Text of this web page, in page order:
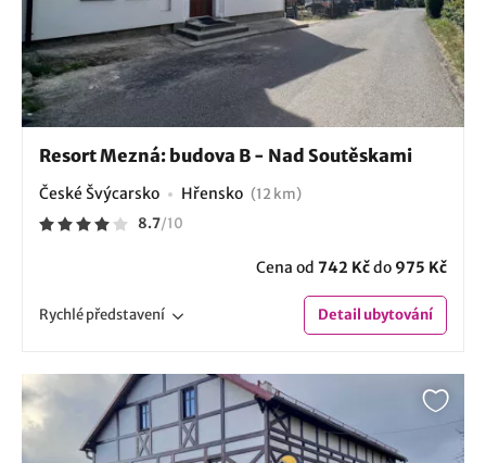
Resort Mezná: budova B - Nad Soutěskami
České Švýcarsko Hřensko (12 km)
8.7/10
Cena od 742 Kčdo 975 Kč
Rychlépředstavení Detailubytování